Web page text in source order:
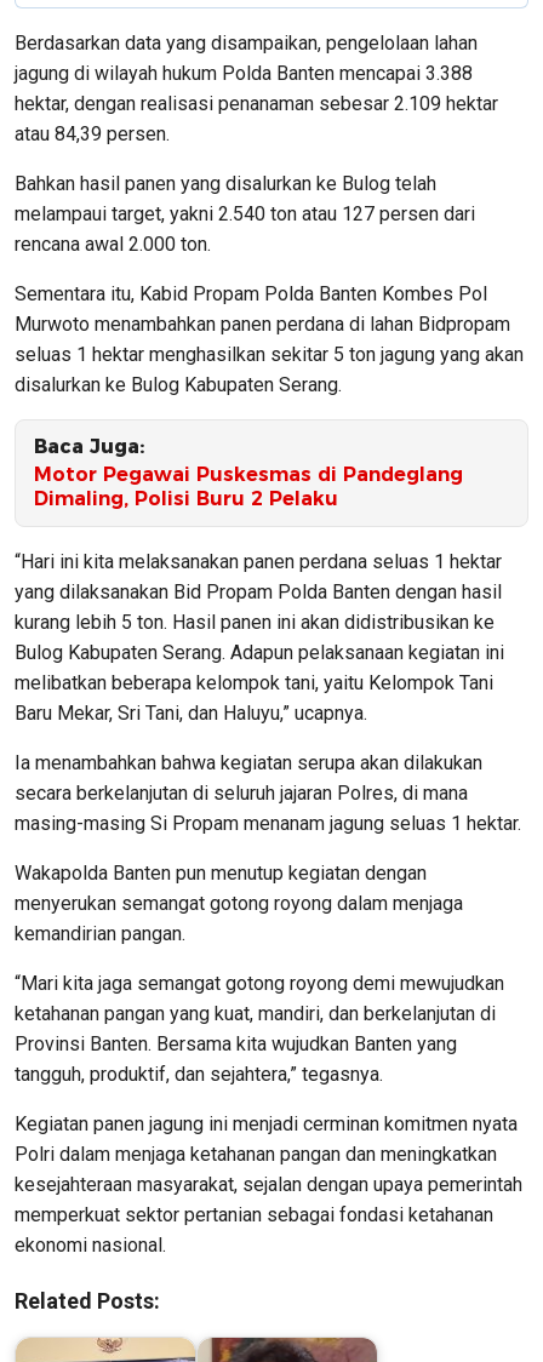
Berdasarkan data yang disampaikan, pengelolaan lahan
jagung di wilayah hukum Polda Banten mencapai 3.388
hektar, dengan realisasi penanaman sebesar 2.109 hektar
atau 84,39 persen.
Bahkan hasil panen yang disalurkan ke Bulog telah
melampaui target, yakni 2.540 ton atau 127 persen dari
rencana awal 2.000 ton.
Sementara itu, Kabid Propam Polda Banten Kombes Pol
Murwoto menambahkan panen perdana di lahan Bidpropam
seluas 1 hektar menghasilkan sekitar 5 ton jagung yang akan
disalurkan ke Bulog Kabupaten Serang.
Baca Juga:
Motor Pegawai Puskesmas di Pandeglang
Dimaling, Polisi Buru 2 Pelaku
“Hari ini kita melaksanakan panen perdana seluas 1 hektar
yang dilaksanakan Bid Propam Polda Banten dengan hasil
kurang lebih 5 ton. Hasil panen ini akan didistribusikan ke
Bulog Kabupaten Serang. Adapun pelaksanaan kegiatan ini
melibatkan beberapa kelompok tani, yaitu Kelompok Tani
Baru Mekar, Sri Tani, dan Haluyu,” ucapnya.
Ia menambahkan bahwa kegiatan serupa akan dilakukan
secara berkelanjutan di seluruh jajaran Polres, di mana
masing-masing Si Propam menanam jagung seluas 1 hektar.
Wakapolda Banten pun menutup kegiatan dengan
menyerukan semangat gotong royong dalam menjaga
kemandirian pangan.
“Mari kita jaga semangat gotong royong demi mewujudkan
ketahanan pangan yang kuat, mandiri, dan berkelanjutan di
Provinsi Banten. Bersama kita wujudkan Banten yang
tangguh, produktif, dan sejahtera,” tegasnya.
Kegiatan panen jagung ini menjadi cerminan komitmen nyata
Polri dalam menjaga ketahanan pangan dan meningkatkan
kesejahteraan masyarakat, sejalan dengan upaya pemerintah
memperkuat sektor pertanian sebagai fondasi ketahanan
ekonomi nasional.
Related Posts: